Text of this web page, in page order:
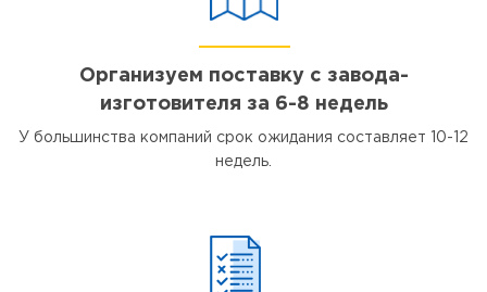
Организуем поставку с завода-
изготовителя за 6-8 недель
У большинства компаний срок ожидания составляет 10-12
недель.